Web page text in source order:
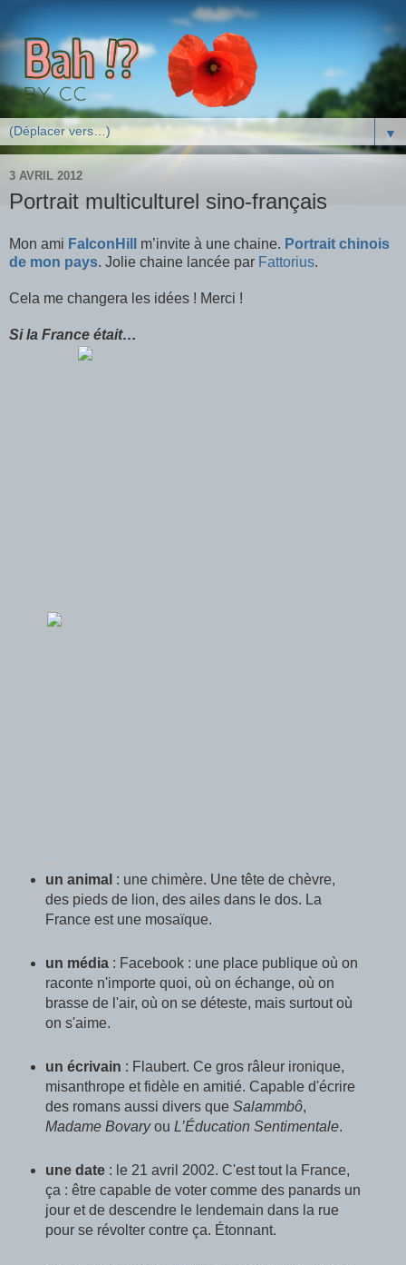
▼
3 AVRIL 2012
Portrait multiculturel sino-français
Mon ami FalconHill m’invite à une chaine. Portrait chinois
de mon pays. Jolie chaine lancée par Fattorius.
Cela me changera les idées ! Merci !
Si la France était…
un animal : une chimère. Une tête de chèvre,
des pieds de lion, des ailes dans le dos. La
France est une mosaïque.
un média : Facebook : une place publique où on
raconte n'importe quoi, où on échange, où on
brasse de l'air, où on se déteste, mais surtout où
on s'aime.
un écrivain : Flaubert. Ce gros râleur ironique,
misanthrope et fidèle en amitié. Capable d'écrire
des romans aussi divers que Salammbô,
Madame Bovaryou L’Éducation Sentimentale.
une date : le 21 avril 2002. C'est tout la France,
ça : être capable de voter comme des panards un
jour et de descendre le lendemain dans la rue
pour se révolter contre ça. Étonnant.